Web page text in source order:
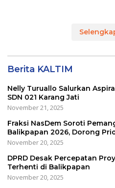
Berita KALTIM
Nelly Turuallo Salurkan
SDN 021 Karang Jati
November 21, 2025
Fraksi NasDem Soroti
Balikpapan 2026, Dorong
November 20, 2025
DPRD Desak Percepatan
Terhenti di Balikpapan
November 20, 2025